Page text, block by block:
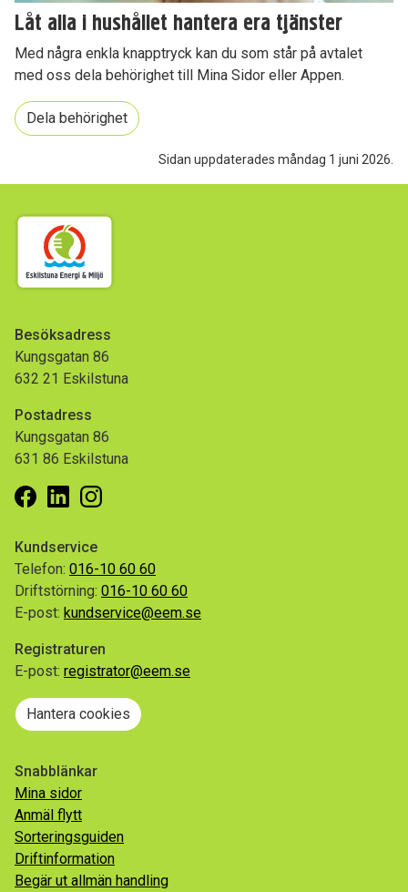
Låt alla i hushållet hantera era tjänster
Med några enkla knapptryck kan du som står på avtalet
med oss dela behörighet till Mina Sidor eller Appen.
Dela behörighet
Sidan uppdaterades måndag 1 juni 2026.
Besöksadress
Kungsgatan 86
632 21 Eskilstuna
Postadress
Kungsgatan 86
631 86 Eskilstuna
Facebook
LinkedinInstagram
Kundservice
Telefon: 016-10 60 60
Driftstörning: 016-10 60 60
E-post: kundservice@eem.se
Registraturen
E-post: registrator@eem.se
Hantera cookies
Snabblänkar
Mina sidor
Anmäl flytt
Sorteringsguiden
Driftinformation
Begär ut allmän handling